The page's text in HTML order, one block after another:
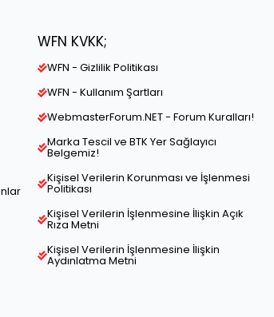
WFN KVKK;
WFN - Gizlilik Politikası
WFN - Kullanım Şartları
WebmasterForum.NET - Forum Kuralları!
Marka Tescil ve BTK Yer Sağlayıcı
Belgemiz!
Kişisel Verilerin Korunması ve İşlenmesi
Politikası
Kişisel Verilerin İşlenmesine İlişkin Açık
Rıza Metni
Kişisel Verilerin İşlenmesine İlişkin
Aydınlatma Metni